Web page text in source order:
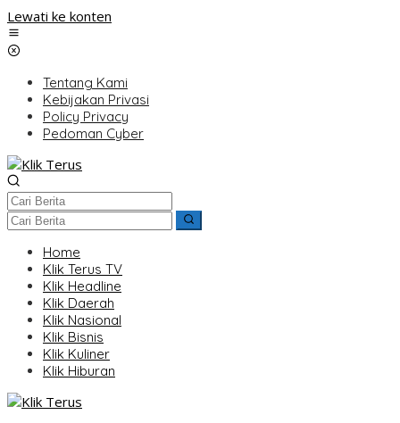
Lewati ke konten
Tentang Kami
Kebijakan Privasi
Policy Privacy
Pedoman Cyber
Home
Klik Terus TV
Klik Headline
Klik Daerah
Klik Nasional
Klik Bisnis
Klik Kuliner
Klik Hiburan